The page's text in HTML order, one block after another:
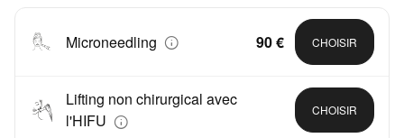
Microneedling 90 € CHOISIR
Lifting non chirurgical avec
l'HIFU
CHOISIR